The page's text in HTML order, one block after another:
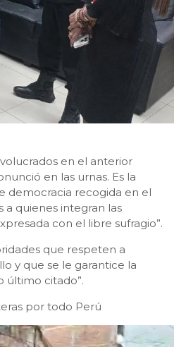
en el anterior
en las urnas. Es la
democracia recogida en el
quienes integran las
con el libre sufragio”.
que respeten a
y que se le garantice la
último citado”.
por todo Perú